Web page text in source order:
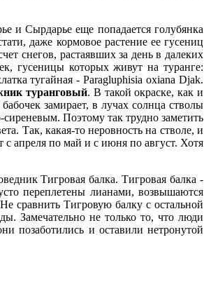
и Сырдарье еще попадается голубянка
даже кормовое растение ее гусениц
снегов, растаявших за день в далеких
гусеницы которых живут на туранге:
тугайная - Paragluphisia oxiana Djak.
туранговый. В такой окраске, как и
замирает, в лучах солнца стволы
Поэтому так трудно заметить
Так, какая-то неровность на стволе, и
с апреля по май и с июня по август. Хотя
Тигровая балка. Тигровая балка -
переплетены лианами, возвышаются
сравнить Тигровую балку с остальной
Замечательно не только то, что люди
позаботились и оставили нетронутой